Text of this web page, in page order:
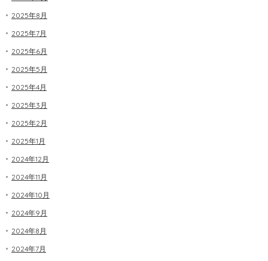
2025年8月
2025年7月
2025年6月
2025年5月
2025年4月
2025年3月
2025年2月
2025年1月
2024年12月
2024年11月
2024年10月
2024年9月
2024年8月
2024年7月